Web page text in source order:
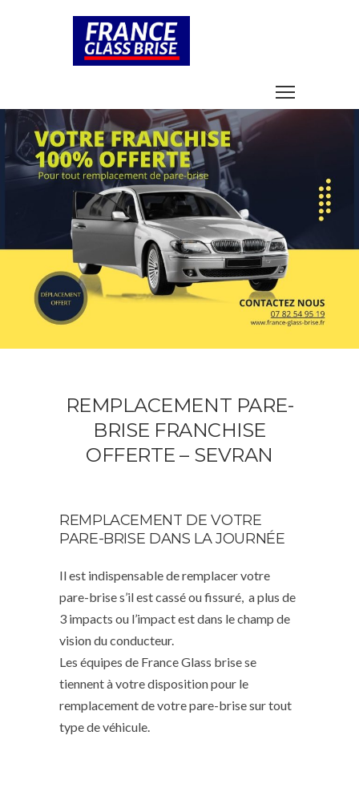
REMPLACEMENT PARE-
BRISE FRANCHISE
OFFERTE – SEVRAN
REMPLACEMENT DE VOTRE
PARE-BRISE DANS LA JOURNÉE
Il est indispensable de remplacer votre
pare-brise s’il est cassé ou fissuré, a plus de
3 impacts ou l’impact est dans le champ de
vision du conducteur.
Les équipes de France Glass brise se
tiennent à votre disposition pour le
remplacement de votre pare-brise sur tout
type de véhicule.